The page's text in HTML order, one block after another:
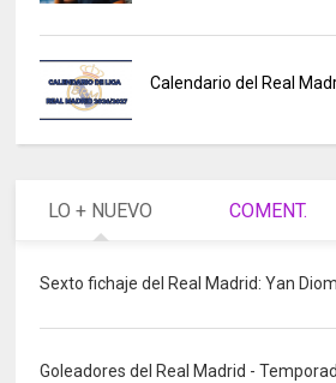
Calendario del Real
LO + NUEVO COMENT.
Sexto fichaje del Real Madrid: Yan
Goleadores del Real Madrid -